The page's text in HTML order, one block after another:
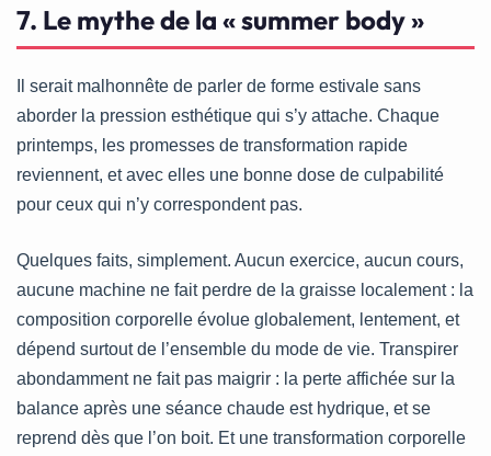
7. Le mythe de la « summer body »
Il serait malhonnête de parler de forme estivale sans
aborder la pression esthétique qui s’y attache. Chaque
printemps, les promesses de transformation rapide
reviennent, et avec elles une bonne dose de culpabilité
pour ceux qui n’y correspondent pas.
Quelques faits, simplement. Aucun exercice, aucun cours,
aucune machine ne fait perdre de la graisse localement : la
composition corporelle évolue globalement, lentement, et
dépend surtout de l’ensemble du mode de vie. Transpirer
abondamment ne fait pas maigrir : la perte affichée sur la
balance après une séance chaude est hydrique, et se
reprend dès que l’on boit. Et une transformation corporelle